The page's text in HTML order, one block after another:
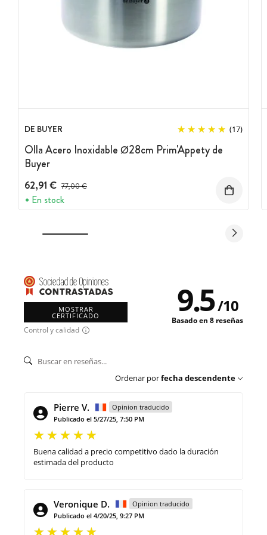
DE BUYER (17)
Olla Acero Inoxidable Ø28cm Prim'Appety de
Buyer
62,91 € Precio antes del descuento
77,00 €
En stock
MOSTRAR
CERTIFICADO
Control y calidad
9.5/10
Basado en 8 reseñas
Ordenar porfecha descendente
Pierre V.
Opinion traducido
Publicado el 5/27/25, 7:50 PM
Buena calidad a precio competitivo dado la duración
estimada del producto
Veronique D.
Opinion traducido
Publicado el 4/20/25, 9:27 PM